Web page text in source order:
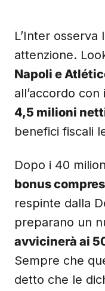
L’Inter osserva
attenzione.
Napoli e
all’accordo
4,5 milioni
benefici fiscali
Dopo i 40
bonus
respinte dalla
preparano un
avvicinerà ai
Sempre che
detto che le